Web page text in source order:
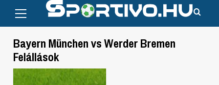
content
Menu
Bayern München vs Werder Bremen
Felállások